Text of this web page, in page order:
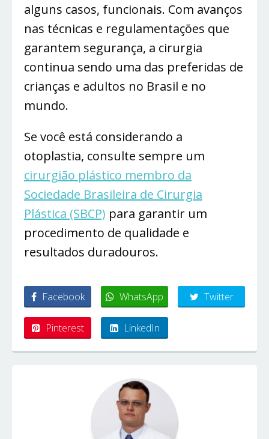
alguns casos, funcionais. Com avanços
nas técnicas e regulamentações que
garantem segurança, a cirurgia
continua sendo uma das preferidas de
crianças e adultos no Brasil e no
mundo.
Se você está considerando a
otoplastia, consulte sempre um
cirurgião plástico membro da
Sociedade Brasileira de Cirurgia
Plástica (SBCP) para garantir um
procedimento de qualidade e
resultados duradouros.
Facebook WhatsApp Twitter
Pinterest LinkedIn